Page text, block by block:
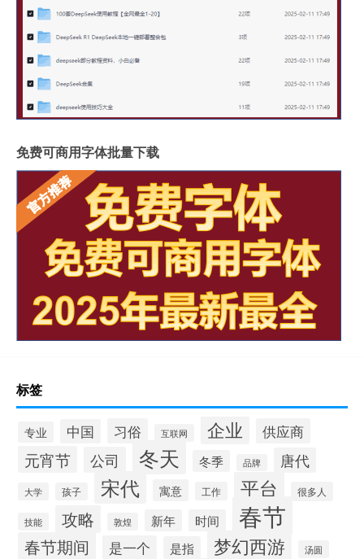
免费可商用字体批量下载
标签
专业 中国 习俗 互联网 企业 供应商
元宵节 公司 冬天 冬季 品牌 唐代
大学 孩子 宋代 寓意 工作 平台 很多人
技能 攻略 敦煌 新年 时间 春节
春节期间 是一个 是指 梦幻西游 汤圆